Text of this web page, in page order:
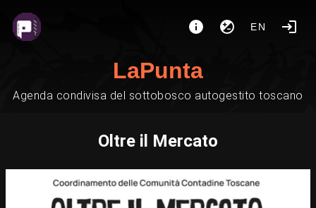
EN
LaPunta
Agenda condivisa del sottobosco autogestito toscano
Oltre il Mercato